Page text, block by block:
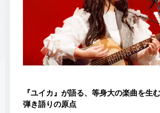
『ユイカ』が語る、等身大の楽曲を生
弾き語りの原点